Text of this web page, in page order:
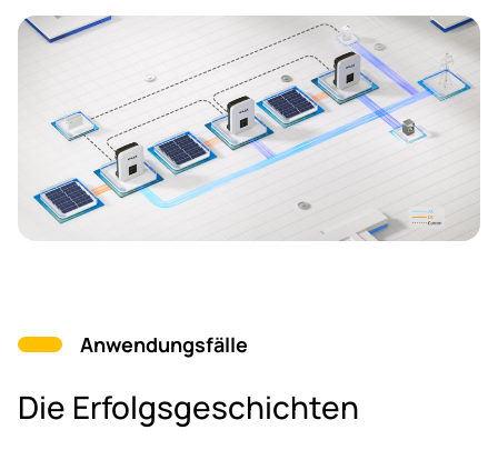
Anwendungsfälle
Die Erfolgsgeschichten